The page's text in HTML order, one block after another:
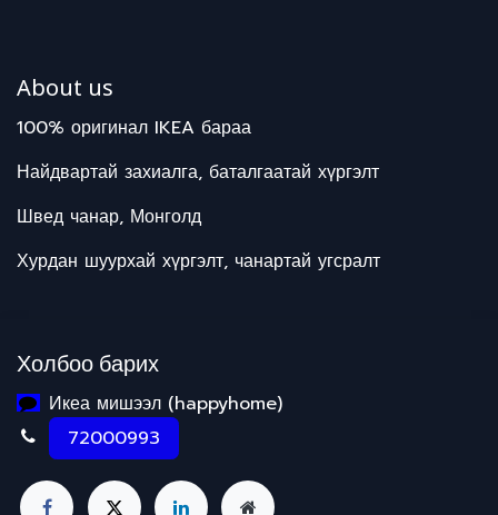
About us
100% оригинал IKEA бараа
Найдвартай захиалга, баталгаатай хүргэлт
Швед чанар, Монголд
Хурдан шуурхай хүргэлт, чанартай угсралт
Холбоо барих
Икеа мишээл (happyhome)
72000993